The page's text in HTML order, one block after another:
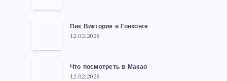
Пик Виктория в Гонконге
12.02.2026
Что посмотреть в Макао
12.02.2026